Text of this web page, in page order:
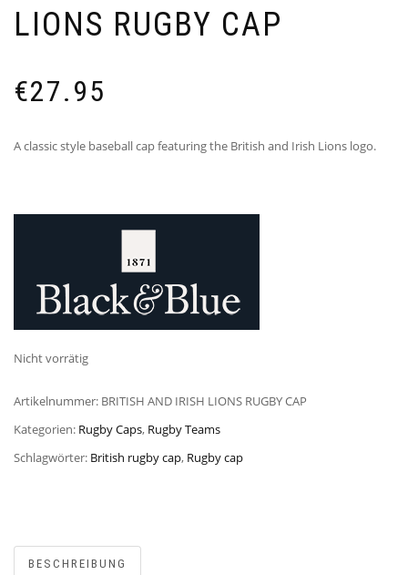
LIONS RUGBY CAP
€27.95
A classic style baseball cap featuring the British and Irish Lions logo.
Nicht vorrätig
Artikelnummer: BRITISH AND IRISH LIONS RUGBY CAP
Kategorien: Rugby Caps, Rugby Teams
Schlagwörter: British rugby cap, Rugby cap
BESCHREIBUNG